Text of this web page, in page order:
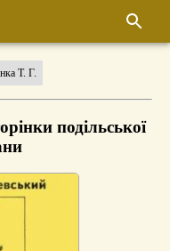
Т. Г.
подільської